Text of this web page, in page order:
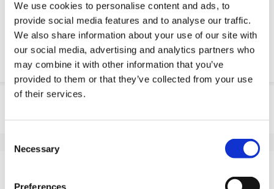
We use cookies to personalise content and ads, to
provide social media features and to analyse our traffic.
We also share information about your use of our site with
our social media, advertising and analytics partners who
may combine it with other information that you’ve
provided to them or that they’ve collected from your use
of their services.
Selection
Necessary
Preferences
Download PDF
Odpornosc chemiczna
Informacje o produkcie
SKU
10045M200G
EAN
Niebrudzący bieżnik